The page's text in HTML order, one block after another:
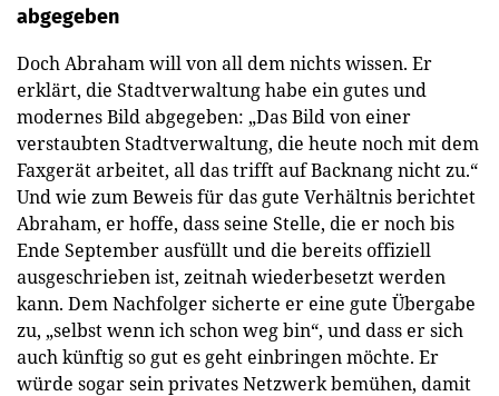
abgegeben
Doch Abraham will von all dem nichts wissen. Er
erklärt, die Stadtverwaltung habe ein gutes und
modernes Bild abgegeben: „Das Bild von einer
verstaubten Stadtverwaltung, die heute noch mit dem
Faxgerät arbeitet, all das trifft auf Backnang nicht zu.“
Und wie zum Beweis für das gute Verhältnis berichtet
Abraham, er hoffe, dass seine Stelle, die er noch bis
Ende September ausfüllt und die bereits offiziell
ausgeschrieben ist, zeitnah wiederbesetzt werden
kann. Dem Nachfolger sicherte er eine gute Übergabe
zu, „selbst wenn ich schon weg bin“, und dass er sich
auch künftig so gut es geht einbringen möchte. Er
würde sogar sein privates Netzwerk bemühen, damit